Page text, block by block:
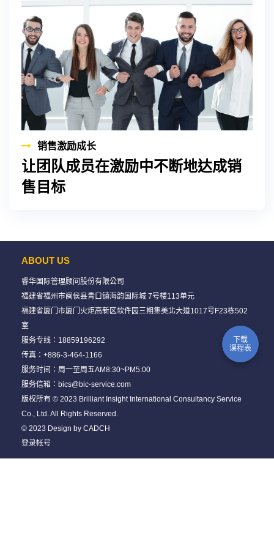
下载
课程表
销售激励成长
让团队成员在激励中不断地达成销
售目标
ABOUT US
睿华国际管理顾问股份有限公司
福建省福州市闽侯县青口镇海韵国际城 7号楼113单元
福建省厦门市厦门火炬高新区软件园三期集美北大道1017号F23栋502
室
服务专线： 18859196292
传真：+886-3-464-1166
服务时间：周一至周五AM8:30~PM5:00
服务信箱： bics@bic-service.com
版权所有 © 2023 Brilliant Insight International Consultancy Service
Co., Ltd. All Rights Reserved.
© 2023 Design by CADCH
登录帐号